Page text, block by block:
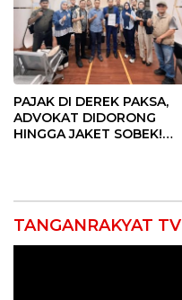
PAJAK DI DEREK PAKSA,
ADVOKAT DIDORONG
HINGGA JAKET SOBEK!
TANGANRAKYAT TV